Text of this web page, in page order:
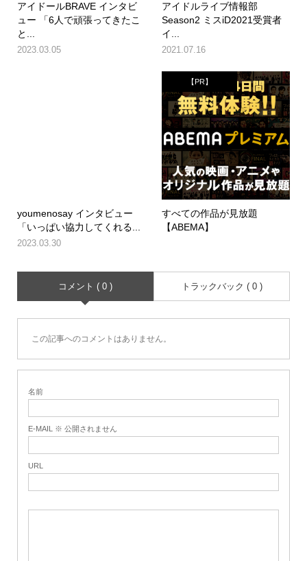
アイドールBRAVE インタビ
ュー 「6人で頑張ってきたこ
と...
2023.03.05
アイドルライブ情報部
Season2 ミスiD2021受賞者
イ...
2021.07.16
youmenosay インタビュー
「いっぱい協力してくれる...
2023.03.30
【PR】
すべての作品が見放題
【ABEMA】
コメント ( 0 ) トラックバック ( 0 )
この記事へのコメントはありません。
名前
E-MAIL ※ 公開されません
URL